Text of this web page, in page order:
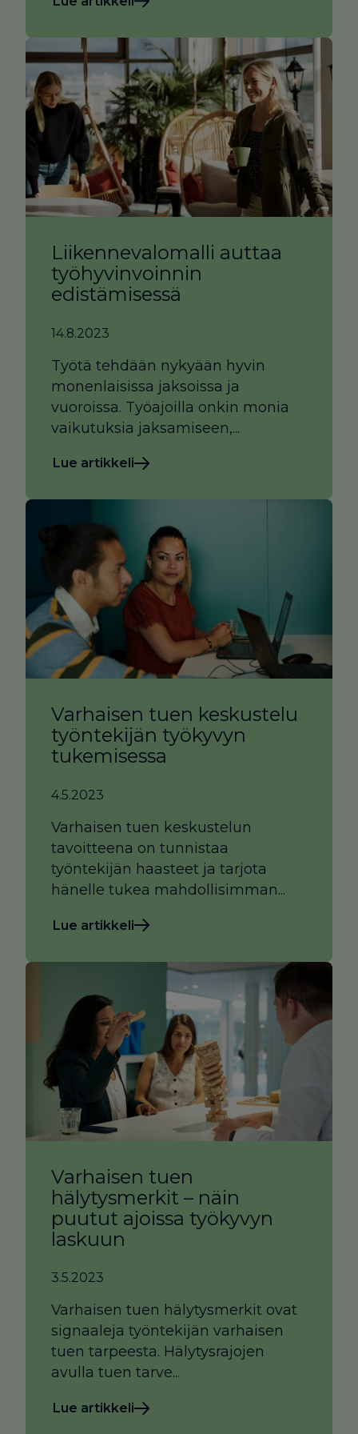
Liikennevalomalli auttaa
työhyvinvoinnin
edistämisessä
14.8.2023
Työtä tehdään nykyään hyvin
monenlaisissa jaksoissa ja
vuoroissa. Työajoilla onkin monia
vaikutuksia jaksamiseen,...
Lue artikkeli
Varhaisen tuen keskustelu
työntekijän työkyvyn
tukemisessa
4.5.2023
Varhaisen tuen keskustelun
tavoitteena on tunnistaa
työntekijän haasteet ja tarjota
hänelle tukea mahdollisimman...
Lue artikkeli
Varhaisen tuen
hälytysmerkit – näin
puutut ajoissa työkyvyn
laskuun
3.5.2023
Varhaisen tuen hälytysmerkit ovat
signaaleja työntekijän varhaisen
tuen tarpeesta. Hälytysrajojen
avulla tuen tarve...
Lue artikkeli